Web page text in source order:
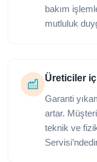
bakım
mutluluk
Üreticiler
Garanti
artar.
teknik ve